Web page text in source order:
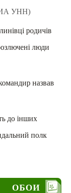
УНН)
родичів
люди
назвав
до інших
полк
ОБОИ